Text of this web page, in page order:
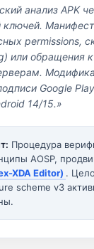
анализ APK
ключей.
permissions,
или обращения к
Google
14/15.»
Процедура
AOSP,
XDA Editor) .
scheme v3